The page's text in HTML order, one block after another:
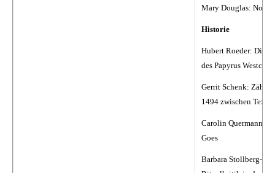
Mary Douglas:
Historie
Hubert Roeder: Die
des Papyrus Westcar
Gerrit Schenk:
1494 zwischen Text,
Carolin Quermann
Goes
Barbara Stollberg-